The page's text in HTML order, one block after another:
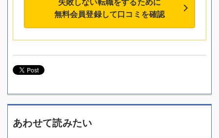
無料会員登録して口コミを確認
あわせて読みたい